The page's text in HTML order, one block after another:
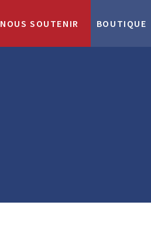
NOUS SOUTENIR BOUTIQUE